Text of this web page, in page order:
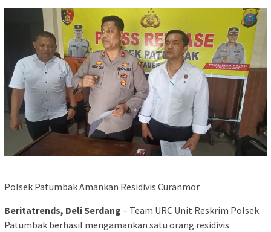
Polsek Patumbak Amankan Residivis Curanmor
Beritatrends, Deli Serdang – Team URC Unit Reskrim Polsek
Patumbak berhasil mengamankan satu orang residivis